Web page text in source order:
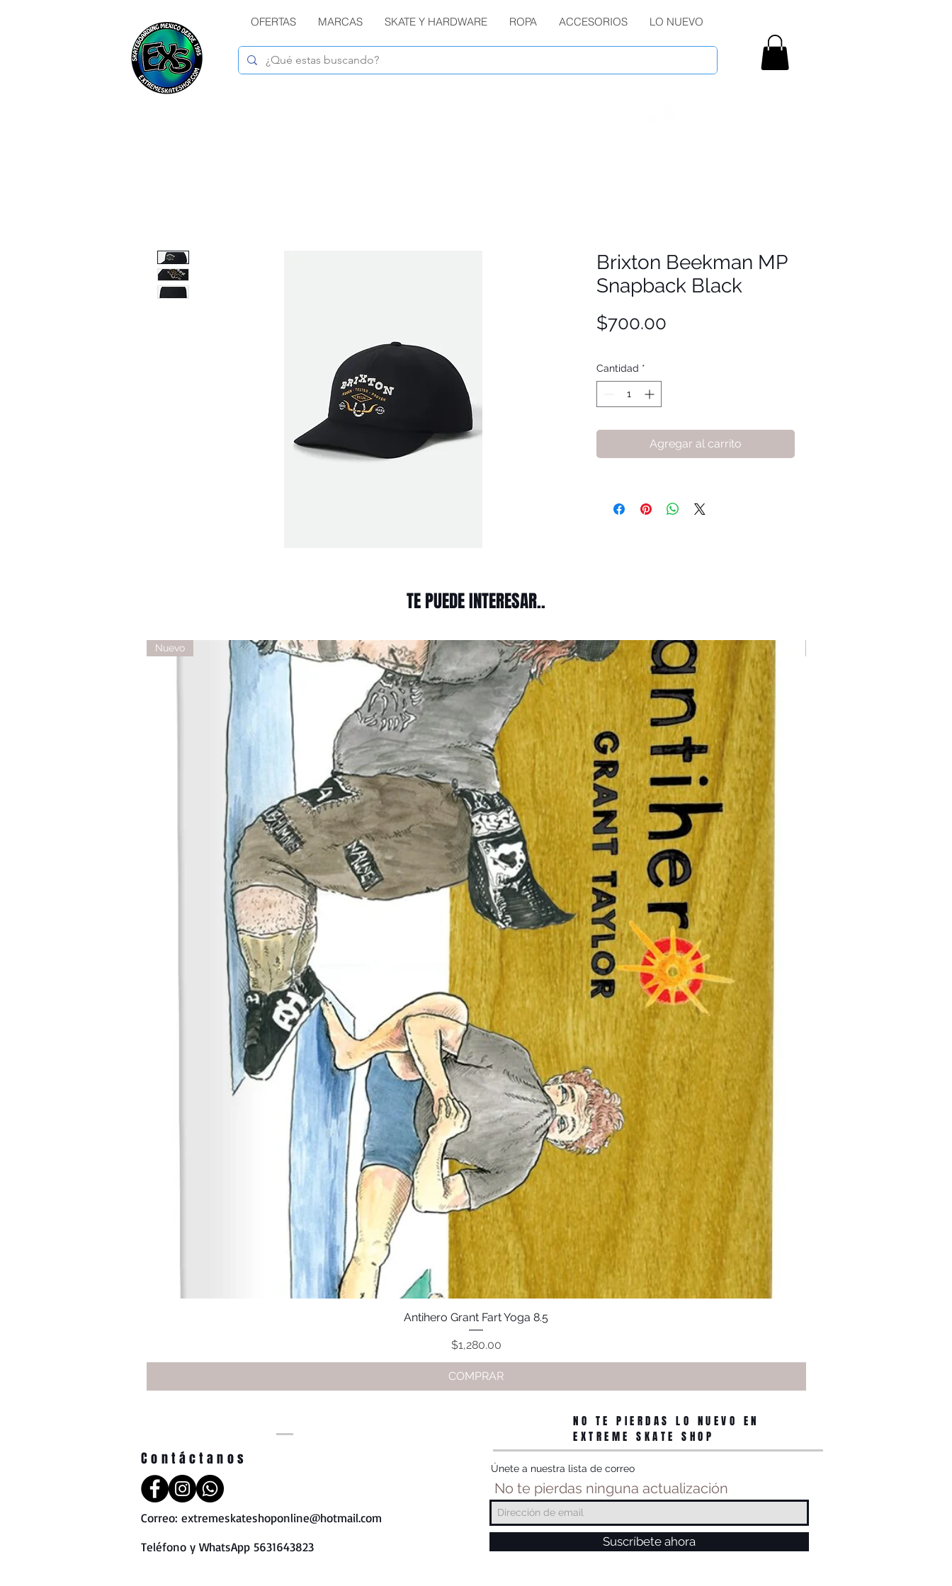
OFERTAS MARCAS SKATE Y HARDWARE ROPA ACCESORIOS LO NUEVO
Brixton Beekman MP
Snapback Black
$700.00
Cantidad *
Agregar al carrito
TE PUEDE INTERESAR..
Vista rápida
Nuevo
Antihero Grant Fart Yoga 8.5
Precio
$1,280.00
COMPRAR
Contáctanos
Correo: extremeskateshoponline@hotmail.com
Teléfono y WhatsApp 5631643823
NO TE PIERDAS LO NUEVO EN
EXTREME SKATE SHOP
Únete a nuestra lista de correo
No te pierdas ninguna actualización
Suscríbete ahora